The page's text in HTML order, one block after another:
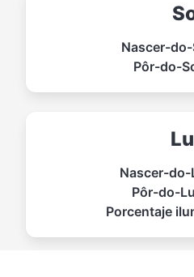
Nascer-do-
Pôr-do-
Nascer-do-
Pôr-do-
Porcentaje